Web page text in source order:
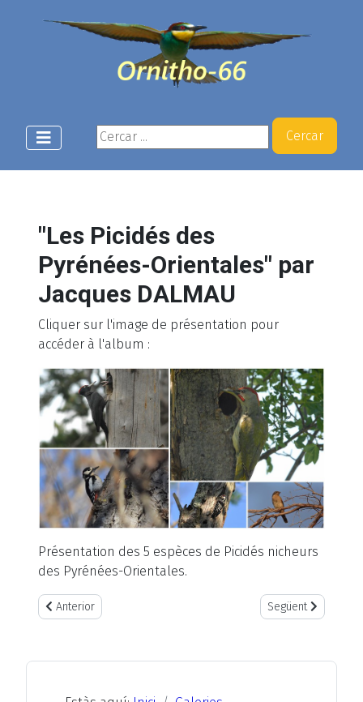
Cercar ...
Cercar
"Les Picidés des
Pyrénées-Orientales" par
Jacques DALMAU
Cliquer sur l'image de présentation pour
accéder à l'album :
Présentation des 5 espèces de Picidés nicheurs
des Pyrénées-Orientales.
Article anterior: "Confinement Covid-19" par André LABETAA
Anterior Article següent:
Següent